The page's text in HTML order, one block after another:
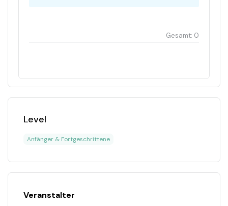
Gesamt: 0
Level
Anfänger & Fortgeschrittene
Veranstalter